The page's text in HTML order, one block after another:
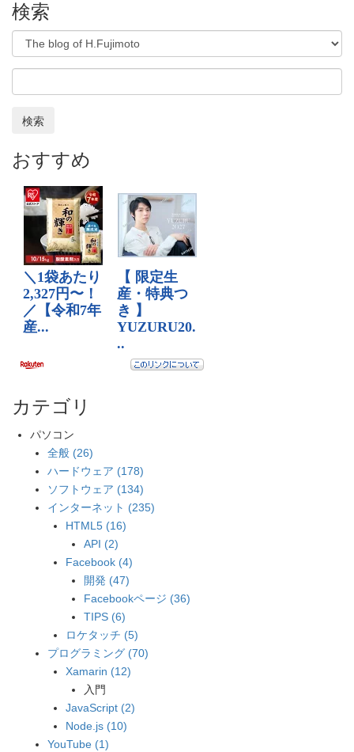
検索
検索
おすすめ
カテゴリ
パソコン
全般 (26)
ハードウェア (178)
ソフトウェア (134)
インターネット (235)
HTML5 (16)
API (2)
Facebook (4)
開発 (47)
Facebookページ (36)
TIPS (6)
ロケタッチ (5)
プログラミング (70)
Xamarin (12)
入門
JavaScript (2)
Node.js (10)
YouTube (1)